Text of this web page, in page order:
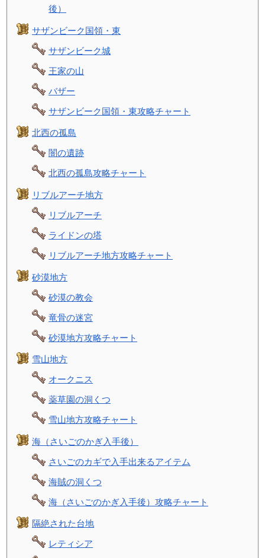
後）
サザンビーク国領・東
サザンビーク城
王家の山
バザー
サザンビーク国領・東攻略チャート
北西の孤島
闇の遺跡
北西の孤島攻略チャート
リブルアーチ地方
リブルアーチ
ライドンの塔
リブルアーチ地方攻略チャート
砂漠地方
砂漠の教会
竜骨の迷宮
砂漠地方攻略チャート
雪山地方
オークニス
薬草園の洞くつ
雪山地方攻略チャート
海（さいごのかぎ入手後）
さいごのカギで入手出来るアイテム
海賊の洞くつ
海（さいごのかぎ入手後）攻略チャート
隔絶された台地
レティシア